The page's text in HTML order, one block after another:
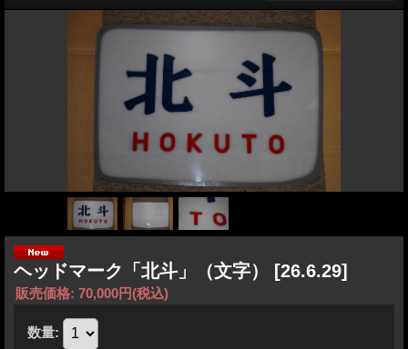
ヘッドマーク「北斗」（文字） [26.6.29]
販売価格: 70,000円(税込)
数量: